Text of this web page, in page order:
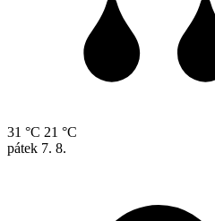
31 °C 21 °C
pátek 7. 8.